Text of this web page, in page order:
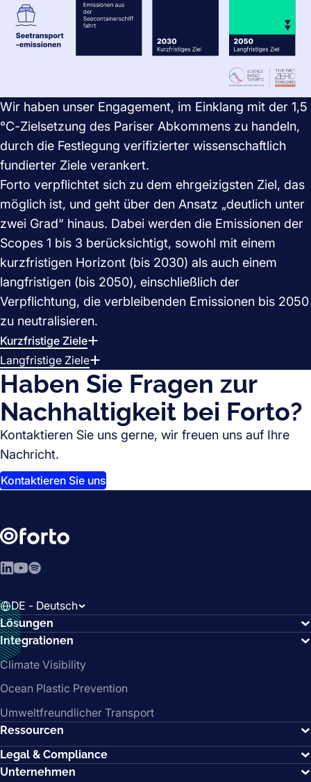
Wir haben unser Engagement, im Einklang mit der 1,5
°C-Zielsetzung des Pariser Abkommens zu handeln,
durch die Festlegung verifizierter wissenschaftlich
fundierter Ziele verankert.
Forto verpflichtet sich zu dem ehrgeizigsten Ziel, das
möglich ist, und geht über den Ansatz „deutlich unter
zwei Grad“ hinaus. Dabei werden die Emissionen der
Scopes 1 bis 3 berücksichtigt, sowohl mit einem
kurzfristigen Horizont (bis 2030) als auch einem
langfristigen (bis 2050), einschließlich der
Verpflichtung, die verbleibenden Emissionen bis 2050
zu neutralisieren.
Kurzfristige Ziele
Langfristige Ziele
Haben Sie Fragen zur
Nachhaltigkeit bei Forto?
Kontaktieren Sie uns gerne, wir freuen uns auf Ihre
Nachricht.
Kontaktieren Sie uns
LinkedIn
YouTube
Spotify
DE - Deutsch
Lösungen
Integrationen
Climate Visibility
Ocean Plastic Prevention
Umweltfreundlicher Transport
Ressourcen
Legal & Compliance
Unternehmen